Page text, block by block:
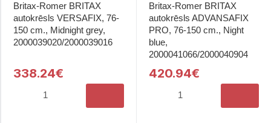
Britax-Romer BRITAX
autokrēsls VERSAFIX, 76-
150 cm., Midnight grey,
2000039020/2000039016
338.24€
Britax-Romer BRITAX
autokrēsls ADVANSAFIX
PRO, 76-150 cm., Night
blue,
2000041066/2000040904
420.94€